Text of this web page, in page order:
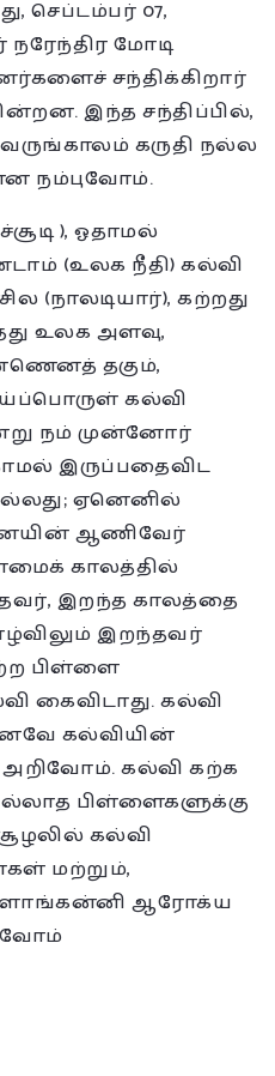
செப்டம்பர் 07,
மோடி
சந்திக்கிறார்
இந்த சந்திப்பில்,
கருதி நல்ல
என நம்புவோம்.
), ஓதாமல்
(உலக நீதி) கல்வி
(நாலடியார்), கற்றது
உலக அளவு,
தகும்,
கல்வி
நம் முன்னோர்
இருப்பதைவிட
ஏனெனில்
ஆணிவேர்
காலத்தில்
இறந்த காலத்தை
இறந்தவர்
பிள்ளை
கைவிடாது. கல்வி
கல்வியின்
கல்வி கற்க
பிள்ளைகளுக்கு
கல்வி
மற்றும்,
ஆரோக்ய